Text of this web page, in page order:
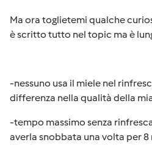
Ma ora toglietemi qualche
è scritto tutto nel topic ma è
-nessuno usa il miele nel
differenza nella qualità della
-tempo massimo senza
averla snobbata una volta per